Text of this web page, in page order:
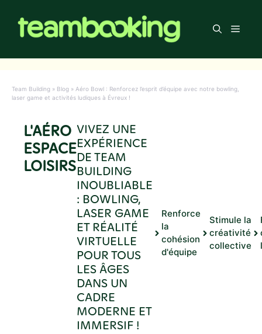
contenu
Menu
Team Building » Blog » Aéro Bowl : Renforcez l’esprit d’équipe avec notre bowling,
laser game et activités ludiques à Évreux !
L'AÉRO
ESPACE
LOISIRS
VIVEZ UNE
EXPÉRIENCE
DE TEAM
BUILDING
INOUBLIABLE
: BOWLING,
LASER GAME
ET RÉALITÉ
VIRTUELLE
POUR TOUS
LES ÂGES
DANS UN
CADRE
MODERNE ET
IMMERSIF !
Renforce
la
cohésion
d'équipe
Stimule la
créativité
collective